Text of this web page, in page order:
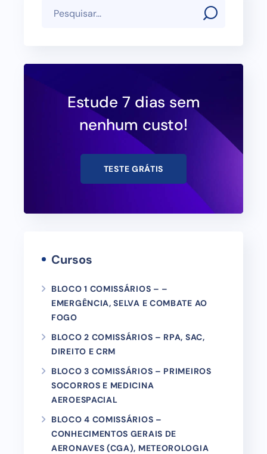
Estude 7 dias sem
nenhum custo!
TESTE GRÁTIS
Cursos
BLOCO 1 COMISSÁRIOS – –
EMERGÊNCIA, SELVA E COMBATE AO
FOGO
BLOCO 2 COMISSÁRIOS – RPA, SAC,
DIREITO E CRM
BLOCO 3 COMISSÁRIOS – PRIMEIROS
SOCORROS E MEDICINA
AEROESPACIAL
BLOCO 4 COMISSÁRIOS –
CONHECIMENTOS GERAIS DE
AERONAVES (CGA), METEOROLOGIA